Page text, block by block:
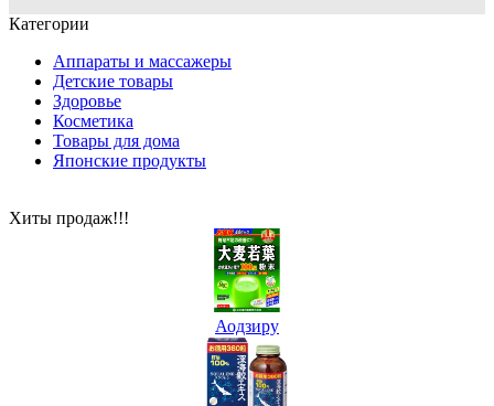
Категории
Аппараты и массажеры
Детские товары
Здоровье
Косметика
Товары для дома
Японские продукты
Хиты продаж!!!
Аодзиру